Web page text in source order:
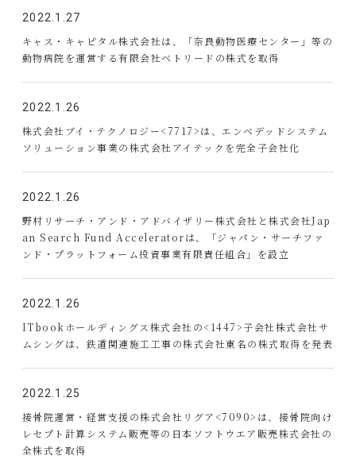
2022.1.27
キャス・キャピタル株式会社は、「奈良動物医療センター」等の
動物病院を運営する有限会社ベトリードの株式を取得
2022.1.26
株式会社ブイ・テクノロジー<7717>は、エンベデッドシステム
ソリューション事業の株式会社アイテックを完全子会社化
2022.1.26
野村リサーチ・アンド・アドバイザリー株式会社と株式会社Jap
an Search Fund Acceleratorは、「ジャパン・サーチファ
ンド・プラットフォーム投資事業有限責任組合」を設立
2022.1.26
ITbookホールディングス株式会社の<1447>子会社株式会社サ
ムシングは、鉄道関連施工工事の株式会社東名の株式取得を発表
2022.1.25
接骨院運営・経営支援の株式会社リグア<7090>は、接骨院向け
レセプト計算システム販売等の日本ソフトウエア販売株式会社の
全株式を取得